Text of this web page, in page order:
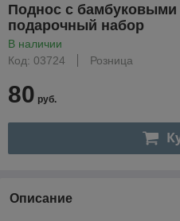
Поднос с бамбуковыми
подарочный набор
В наличии
Код: 03724
Розница
80 руб.
Описание